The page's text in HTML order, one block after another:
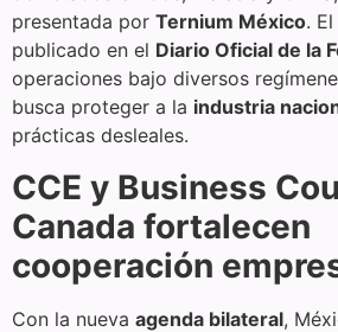
presentada por Ternium México.
publicado en el Diario Oficial de la
operaciones bajo diversos
busca proteger a la industria
prácticas desleales.
CCE y Business
Canada fortalecen
cooperación
Con la nueva agenda bilateral,